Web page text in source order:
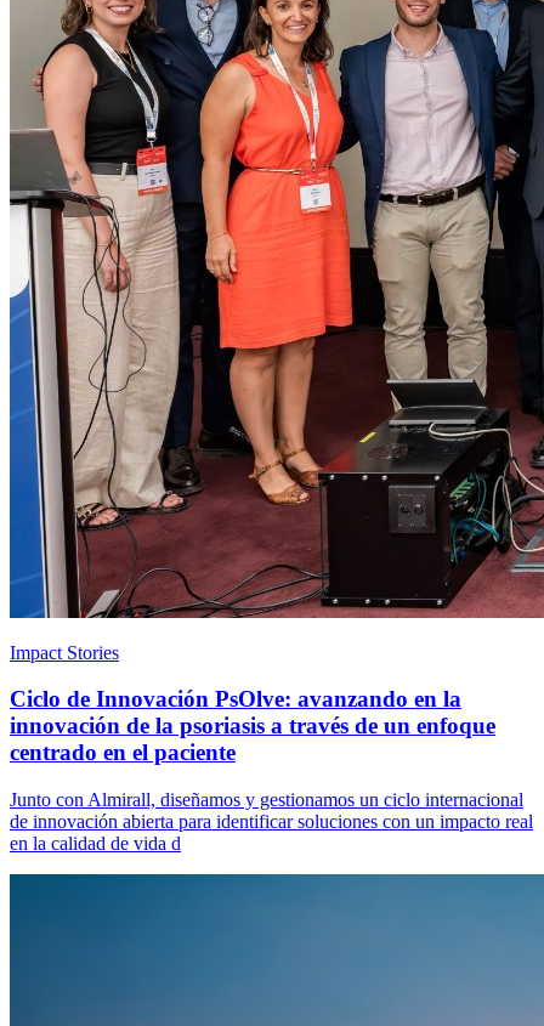
Impact Stories
Ciclo de Innovación PsOlve: avanzando en la
innovación de la psoriasis a través de un enfoque
centrado en el paciente
Junto con Almirall, diseñamos y gestionamos un ciclo internacional
de innovación abierta para identificar soluciones con un impacto real
en la calidad de vida d